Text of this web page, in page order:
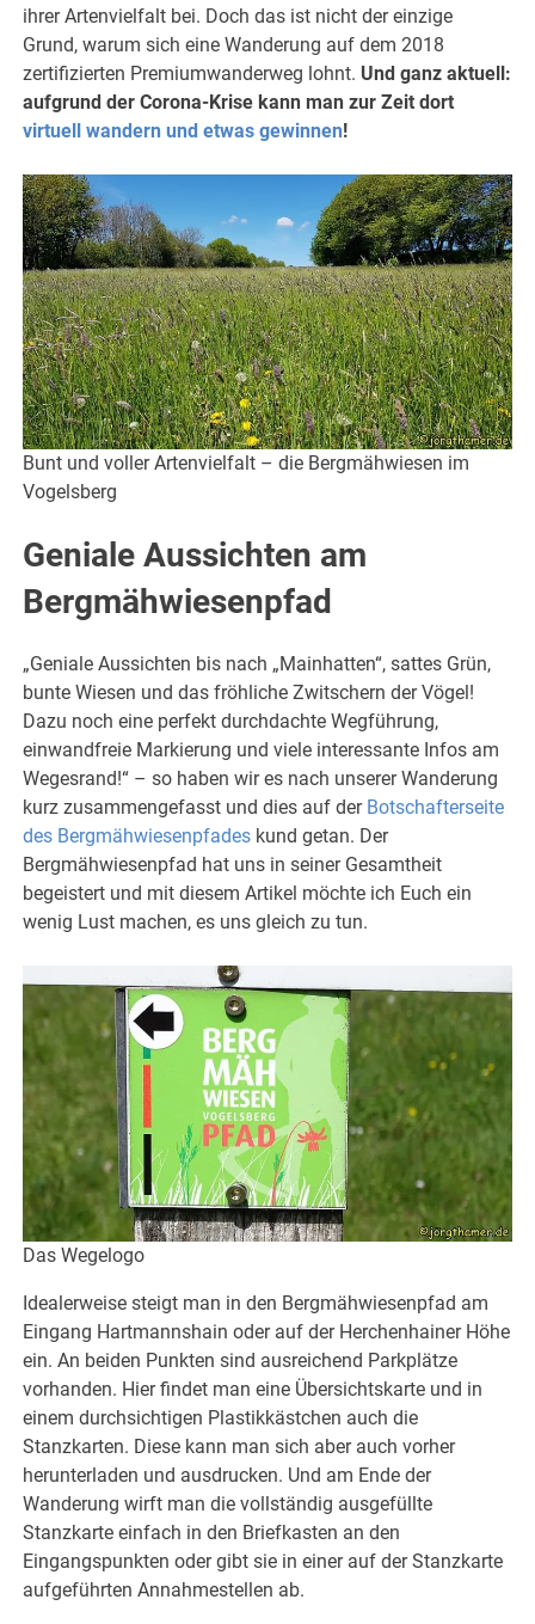
ihrer Artenvielfalt bei. Doch das ist nicht der einzige
Grund, warum sich eine Wanderung auf dem 2018
zertifizierten Premiumwanderweg lohnt. Und ganz aktuell:
aufgrund der Corona-Krise kann man zur Zeit dort
virtuell wandern und etwas gewinnen!
Bunt und voller Artenvielfalt – die Bergmähwiesen im
Vogelsberg
Geniale Aussichten am
Bergmähwiesenpfad
„Geniale Aussichten bis nach „Mainhatten“, sattes Grün,
bunte Wiesen und das fröhliche Zwitschern der Vögel!
Dazu noch eine perfekt durchdachte Wegführung,
einwandfreie Markierung und viele interessante Infos am
Wegesrand!“ – so haben wir es nach unserer Wanderung
kurz zusammengefasst und dies auf der Botschafterseite
des Bergmähwiesenpfades kund getan. Der
Bergmähwiesenpfad hat uns in seiner Gesamtheit
begeistert und mit diesem Artikel möchte ich Euch ein
wenig Lust machen, es uns gleich zu tun.
Das Wegelogo
Idealerweise steigt man in den Bergmähwiesenpfad am
Eingang Hartmannshain oder auf der Herchenhainer Höhe
ein. An beiden Punkten sind ausreichend Parkplätze
vorhanden. Hier findet man eine Übersichtskarte und in
einem durchsichtigen Plastikkästchen auch die
Stanzkarten. Diese kann man sich aber auch vorher
herunterladen und ausdrucken. Und am Ende der
Wanderung wirft man die vollständig ausgefüllte
Stanzkarte einfach in den Briefkasten an den
Eingangspunkten oder gibt sie in einer auf der Stanzkarte
aufgeführten Annahmestellen ab.